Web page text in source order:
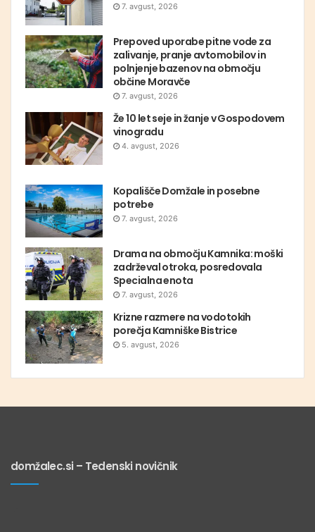
7. avgust, 2026
Prepoved uporabe pitne vode za
zalivanje, pranje avtomobilov in
polnjenje bazenov na območju
občine Moravče
7. avgust, 2026
Že 10 let seje in žanje v Gospodovem
vinogradu
4. avgust, 2026
Kopališče Domžale in posebne
potrebe
7. avgust, 2026
Drama na območju Kamnika: moški
zadrževal otroka, posredovala
Specialna enota
7. avgust, 2026
Krizne razmere na vodotokih
porečja Kamniške Bistrice
5. avgust, 2026
domžalec.si – Tedenski novičnik